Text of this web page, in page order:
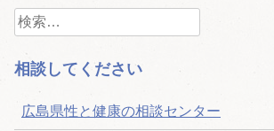
ナ
ビ
ー
検
索:
相談してください
広島県性と健康の相談センター